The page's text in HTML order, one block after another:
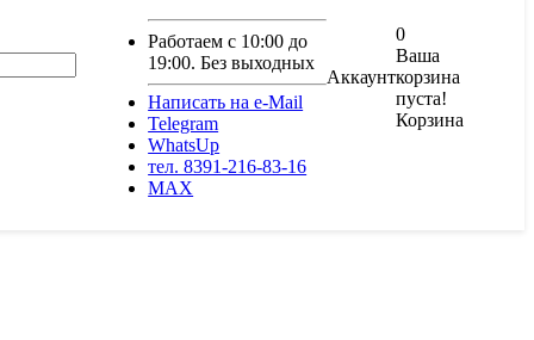
Работаем с 10:00 до
19:00. Без выходных
Написать на e-Mail
Telegram
WhatsUp
тел. 8391-216-83-16
MAX
Аккаунт
0
Ваша
корзина
пуста!
Корзина